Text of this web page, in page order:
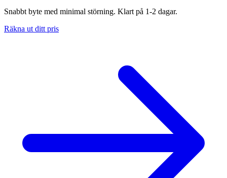
Snabbt byte med minimal störning. Klart på 1-2 dagar.
Räkna ut ditt pris